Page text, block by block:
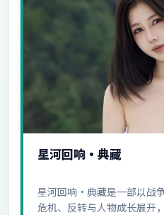
星河回响·典藏
星河回响·典藏是一部以战
危机、反转与人物成长展开